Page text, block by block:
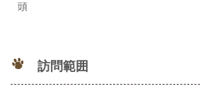
頭
訪問範囲